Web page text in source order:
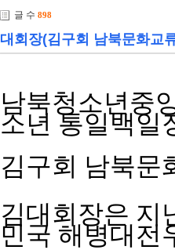
글 수 898
대회장(김구회 남북문화교
남북청소년중
소년 통일백일
김구회 남북문
김대회장은 지
민국 해병대전